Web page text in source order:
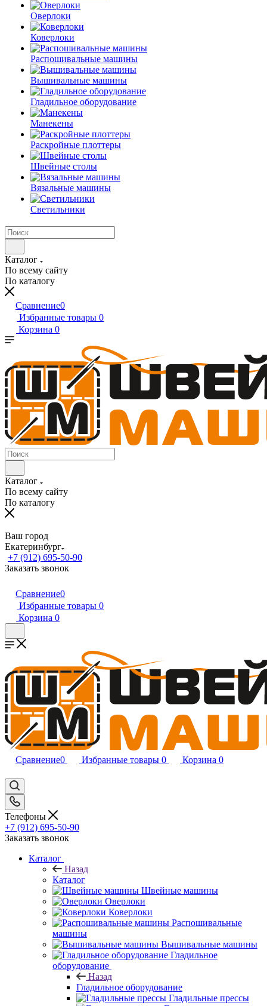
Оверлоки
Коверлоки
Распошивальные машины
Вышивальные машины
Гладильное оборудование
Манекены
Раскройные плоттеры
Швейные столы
Вязальные машины
Светильники
Каталог
По всему сайту
По каталогу
Сравнение0
Избранные товары 0
Корзина 0
Каталог
По всему сайту
По каталогу
Ваш город
Екатеринбург
+7 (912) 695-50-90
Заказать звонок
Сравнение0
Избранные товары 0
Корзина 0
Сравнение0 Избранные товары 0 Корзина 0
Телефоны
+7 (912) 695-50-90
Заказать звонок
Каталог
Назад
Каталог
Швейные машины
Оверлоки
Коверлоки
Распошивальные
машины
Вышивальные машины
Гладильное
оборудование
Назад
Гладильное оборудование
Гладильные прессы